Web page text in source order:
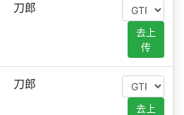
刀郎
去上
传
刀郎
去上